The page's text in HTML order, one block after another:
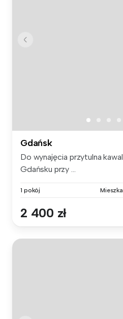
Gdańsk
Do wynajęcia przytulna
Gdańsku przy ...
1 pokój
2 400 zł